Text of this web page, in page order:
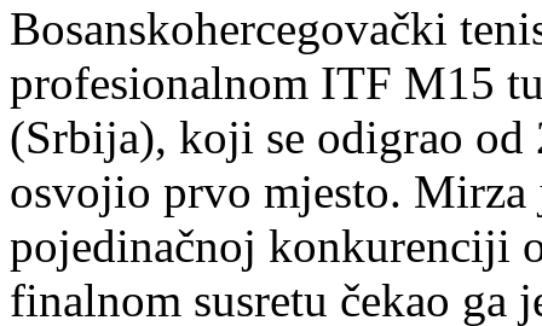
Bosanskohercegovački
profesionalnom ITF M15
(Srbija), koji se odigrao od
osvojio prvo mjesto. Mirza
pojedinačnoj konkurenciji
finalnom susretu čekao ga